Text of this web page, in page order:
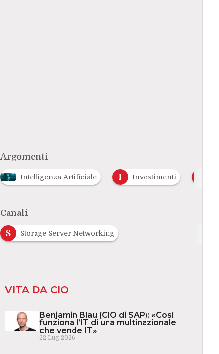
Argomenti
Intelligenza Artificiale I Investimenti
Canali
S Storage Server Networking
VITA DA CIO
Benjamin Blau (CIO di SAP): «Così
funziona l’IT di una multinazionale
che vende IT»
22 Lug 2026